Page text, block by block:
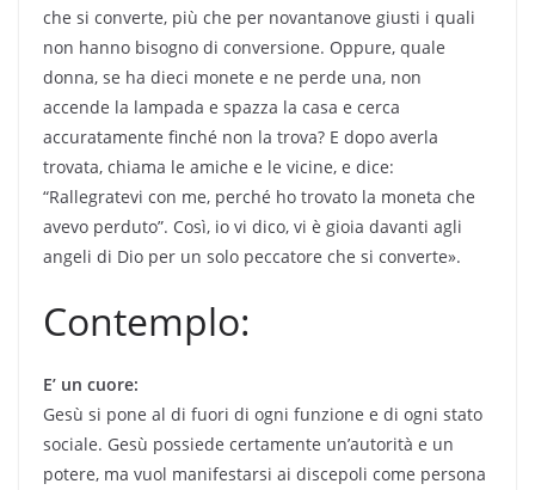
che si converte, più che per novantanove giusti i quali
non hanno bisogno di conversione. Oppure, quale
donna, se ha dieci monete e ne perde una, non
accende la lampada e spazza la casa e cerca
accuratamente finché non la trova? E dopo averla
trovata, chiama le amiche e le vicine, e dice:
“Rallegratevi con me, perché ho trovato la moneta che
avevo perduto”. Così, io vi dico, vi è gioia davanti agli
angeli di Dio per un solo peccatore che si converte».
Contemplo:
E’ un cuore:
Gesù si pone al di fuori di ogni funzione e di ogni stato
sociale. Gesù possiede certamente un’autorità e un
potere, ma vuol manifestarsi ai discepoli come persona